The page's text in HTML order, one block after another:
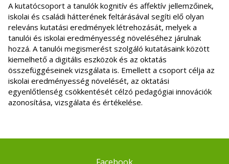
A kutatócsoport a tanulók kognitív és affektív jellemzőinek,
iskolai és családi hátterének feltárásával segíti elő olyan
releváns kutatási eredmények létrehozását, melyek a
tanulói és iskolai eredményesség növeléséhez járulnak
hozzá. A tanulói megismerést szolgáló kutatásaink között
kiemelhető a digitális eszközök és az oktatás
összefüggéseinek vizsgálata is. Emellett a csoport célja az
iskolai eredményesség növelését, az oktatási
egyenlőtlenség csökkentését célzó pedagógiai innovációk
azonosítása, vizsgálata és értékelése.